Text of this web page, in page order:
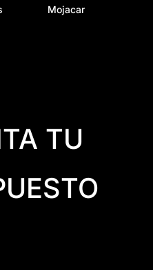
Mojacar
TU